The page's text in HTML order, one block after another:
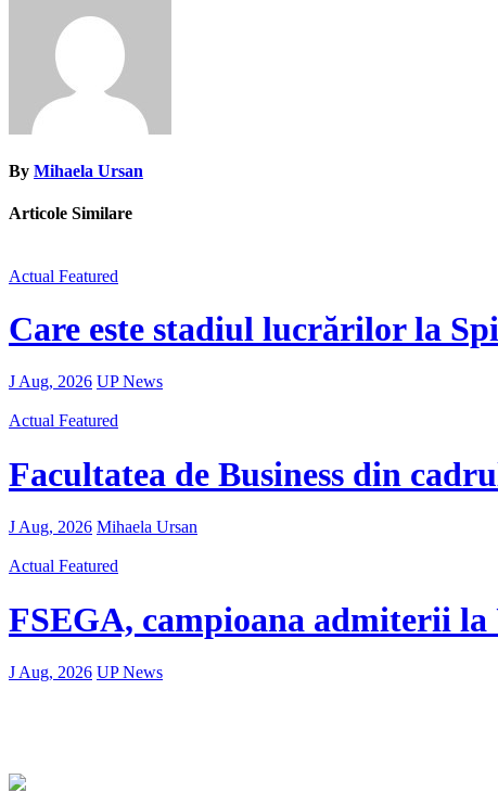
By Mihaela Ursan
Articole Similare
Actual Featured
Care este stadiul lucrărilor la
J Aug, 2026 UP News
Actual Featured
Facultatea de Business din
J Aug, 2026 Mihaela Ursan
Actual Featured
FSEGA, campioana admiterii la
J Aug, 2026 UP News